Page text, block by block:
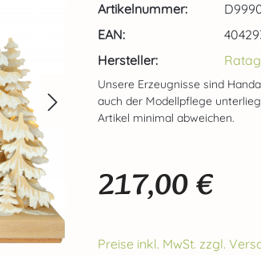
Artikelnummer:
EAN:
Hersteller:
Unsere Erzeugnisse sind
auch der Modellpflege
Artikel minimal abweichen.
Regulärer Preis:
217,00 €
Preise inkl. MwSt. zzgl.